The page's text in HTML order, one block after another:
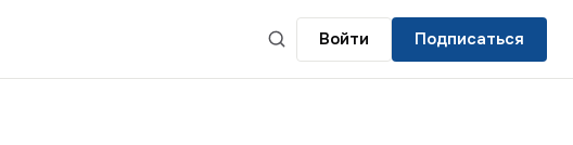
Войти Подписаться